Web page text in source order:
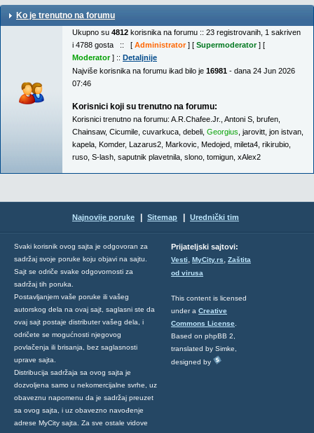
Ko je trenutno na forumu
Ukupno su 4812 korisnika na forumu :: 23 registrovanih, 1 sakriven
i 4788 gosta :: [ Administrator] [ Supermoderator] [
Moderator] :: Detaljnije
Najviše korisnika na forumu ikad bilo je 16981 - dana 24 Jun 2026
07:46
Korisnici koji su trenutno na forumu:
Korisnici trenutno na forumu: A.R.Chafee.Jr. Antoni S brufen
Chainsaw, Cicumile cuvarkuca debeli Georgius jarovitt jon istvan
kapela Komder, Lazarus2 Markovic Medojed mileta4 rikirubio
ruso S-lash saputnik plavetnila slono tomigun xAlex2
Najnovije poruke Sitemap Urednički tim
Svaki korisnik ovog sajta je odgovoran za
sadržaj svoje poruke koju objavi na sajtu.
Sajt se odriče svake odgovornosti za
sadržaj tih poruka.
Postavljanjem vaše poruke ili vašeg
autorskog dela na ovaj sajt, saglasni ste da
ovaj sajt postaje distributer vašeg dela, i
odričete se mogućnosti njegovog
povlačenja ili brisanja, bez saglasnosti
uprave sajta.
Distribucija sadržaja sa ovog sajta je
dozvoljena samo u nekomercijalne svrhe, uz
obaveznu napomenu da je sadržaj preuzet
sa ovog sajta, i uz obavezno navođenje
adrese MyCity sajta. Za sve ostale vidove
Prijateljski sajtovi:
Vesti, MyCity.rs, Zaštita
od virusa
This content is licensed
under a Creative
Commons License
Based on phpBB 2,
translated by Simke,
designed by